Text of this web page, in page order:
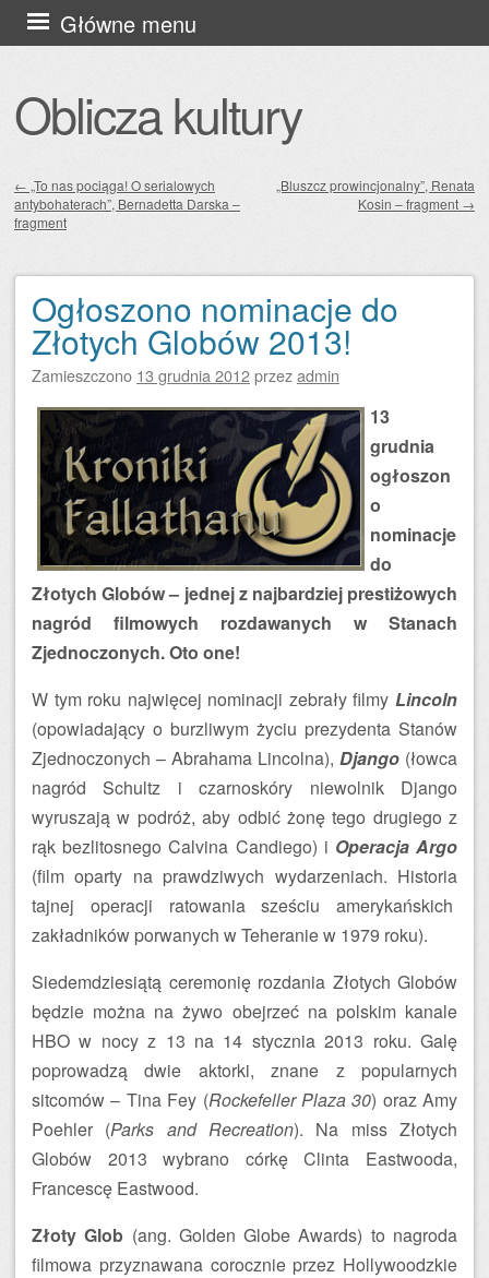
Oblicza kultury
Główne menu
Przejdź
do
Zobacz wpisy
← „To nas pociąga! O serialowych
antybohaterach”, Bernadetta Darska –
fragment
„Bluszcz prowincjonalny”, Renata
Kosin – fragment →
Ogłoszono nominacje do
Złotych Globów 2013!
Zamieszczono 13 grudnia 2012przezadmin
13
grudnia
ogłoszon
o
nominacje
do
Złotych Globów – jednej z najbardziej prestiżowych
nagród filmowych rozdawanych w Stanach
Zjednoczonych. Oto one!
W tym roku najwięcej nominacji zebrały filmy Lincoln
(opowiadający o burzliwym życiu prezydenta Stanów
Zjednoczonych – Abrahama Lincolna), Django (łowca
nagród Schultz i czarnoskóry niewolnik Django
wyruszają w podróż, aby odbić żonę tego drugiego z
rąk bezlitosnego Calvina Candiego) i Operacja Argo
(film oparty na prawdziwych wydarzeniach. Historia
tajnej operacji ratowania sześciu amerykańskich
zakładników porwanych w Teheranie w 1979 roku).
Siedemdziesiątą ceremonię rozdania Złotych Globów
będzie można na żywo obejrzeć na polskim kanale
HBO w nocy z 13 na 14 stycznia 2013 roku. Galę
poprowadzą dwie aktorki, znane z popularnych
sitcomów – Tina Fey (Rockefeller Plaza 30) oraz Amy
Poehler (Parks and Recreation). Na miss Złotych
Globów 2013 wybrano córkę Clinta Eastwooda,
Francescę Eastwood.
Złoty Glob (ang. Golden Globe Awards) to nagroda
filmowa przyznawana corocznie przez Hollywoodzkie